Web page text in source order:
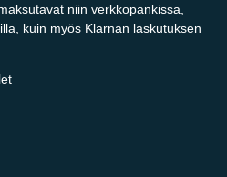
niin verkkopankissa,
kuin myös Klarnan laskutuksen